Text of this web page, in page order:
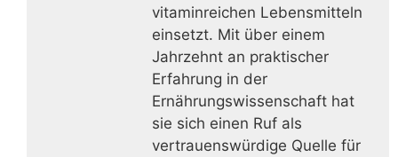
vitaminreichen Lebensmitteln
einsetzt. Mit über einem
Jahrzehnt an praktischer
Erfahrung in der
Ernährungswissenschaft hat
sie sich einen Ruf als
vertrauenswürdige Quelle für